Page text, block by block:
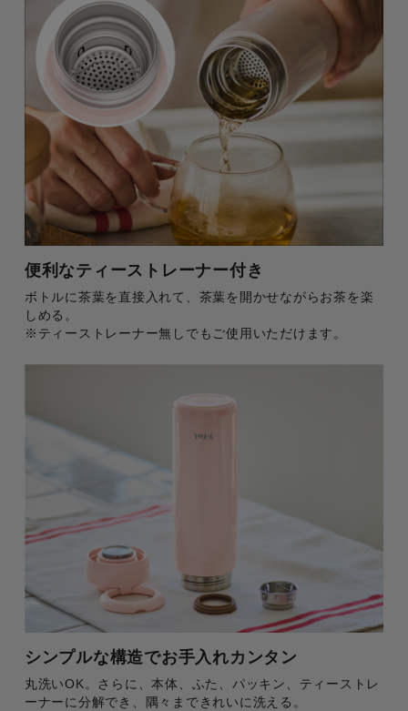
便利なティーストレーナー付き
ボトルに茶葉を直接入れて、茶葉を開かせながらお茶を楽
しめる。
※ティーストレーナー無しでもご使用いただけます。
シンプルな構造でお手入れカンタン
丸洗いOK。さらに、本体、ふた、パッキン、ティーストレ
ーナーに分解でき、隅々まできれいに洗える。